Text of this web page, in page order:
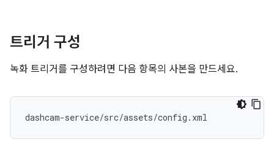
트리거 구성
녹화 트리거를 구성하려면 다음 항목의 사본을 만드세요.
dashcam-service/src/assets/config.xml